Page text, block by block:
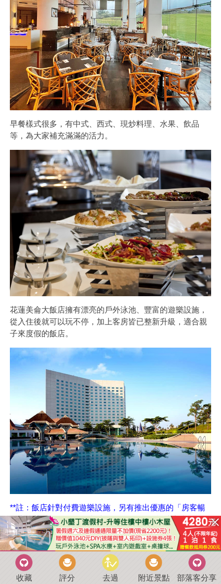
早餐樣式很多，有中式、西式、現炒料理、水果、飲品
等，為大家補充滿滿的活力。
花蓮美侖大飯店擁有漂亮的戶外泳池、豐富的遊樂設施，
從入住後就可以玩不停，加上客房皆已整新升級，適合親
子來度假的飯店。
**註：飯店針對付費遊樂設施，另有推出優惠的「房客暢
遊券」成人200元、12歲以下100元，可玩極速賽車、
VAR-BOX、卷之守護者、互動攀岩、高爾夫球推桿、極速
溜溜樂、洞穴冒險、甩尾車8項設施，比較划算。
收藏 評分 去過 附近景點 部落客分享